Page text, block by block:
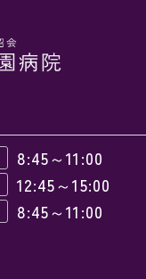
8:45～11:00
12:45～15:00
8:45～11:00